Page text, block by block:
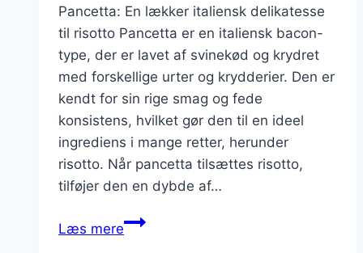
Pancetta: En lækker italiensk delikatesse
til risotto Pancetta er en italiensk bacon-
type, der er lavet af svinekød og krydret
med forskellige urter og krydderier. Den er
kendt for sin rige smag og fede
konsistens, hvilket gør den til en ideel
ingrediens i mange retter, herunder
risotto. Når pancetta tilsættes risotto,
tilføjer den en dybde af…
Læs merePancetta